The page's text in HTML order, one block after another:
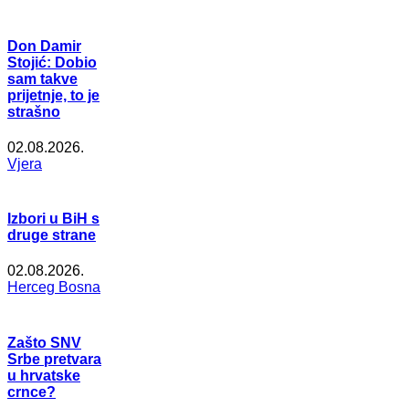
Don Damir
Stojić: Dobio
sam takve
prijetnje, to je
strašno
02.08.2026.
Vjera
Izbori u BiH s
druge strane
02.08.2026.
Herceg Bosna
Zašto SNV
Srbe pretvara
u hrvatske
crnce?